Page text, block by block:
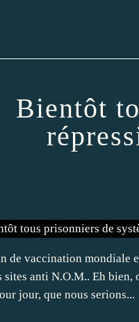
Bientôt
de vaccination mondiale
sites anti N.O.M.. Eh
jour, que nous serions...